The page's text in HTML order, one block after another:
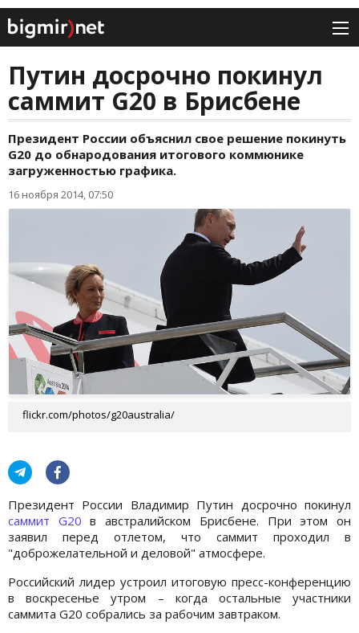
Путин досрочно покинул
саммит G20 в Брисбене
Президент России объяснил свое решение покинуть
G20 до обнародования итогового коммюнике
загруженностью графика.
16 ноября 2014, 07:50
flickr.com/photos/g20australia/
Президент России Владимир Путин досрочно покинул
саммит G20в австралийском Брисбене. При этом он
заявил перед отлетом, что саммит проходил в
"доброжелательной и деловой" атмосфере.
Российский лидер устроил итоговую пресс-конференцию
в воскресенье утром – когда остальные участники
саммита G20 собрались за рабочим завтраком.